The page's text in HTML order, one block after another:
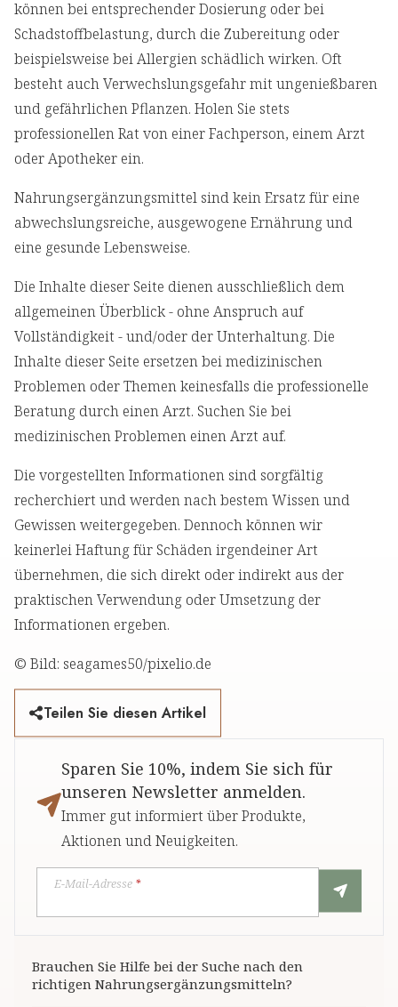
können bei entsprechender Dosierung oder bei
Schadstoffbelastung, durch die Zubereitung oder
beispielsweise bei Allergien schädlich wirken. Oft
besteht auch Verwechslungsgefahr mit ungenießbaren
und gefährlichen Pflanzen. Holen Sie stets
professionellen Rat von einer Fachperson, einem Arzt
oder Apotheker ein.
Nahrungsergänzungsmittel sind kein Ersatz für eine
abwechslungsreiche, ausgewogene Ernährung und
eine gesunde Lebensweise.
Die Inhalte dieser Seite dienen ausschließlich dem
allgemeinen Überblick - ohne Anspruch auf
Vollständigkeit - und/oder der Unterhaltung. Die
Inhalte dieser Seite ersetzen bei medizinischen
Problemen oder Themen keinesfalls die professionelle
Beratung durch einen Arzt. Suchen Sie bei
medizinischen Problemen einen Arzt auf.
Die vorgestellten Informationen sind sorgfältig
recherchiert und werden nach bestem Wissen und
Gewissen weitergegeben. Dennoch können wir
keinerlei Haftung für Schäden irgendeiner Art
übernehmen, die sich direkt oder indirekt aus der
praktischen Verwendung oder Umsetzung der
Informationen ergeben.
© Bild: seagames50/pixelio.de
Teilen Sie diesen Artikel
Sparen Sie 10%, indem Sie sich für
unseren Newsletter anmelden.
Immer gut informiert über Produkte,
Aktionen und Neuigkeiten.
E-Mail-Adresse *
Brauchen Sie Hilfe bei der Suche nach den
richtigen Nahrungsergänzungsmitteln?